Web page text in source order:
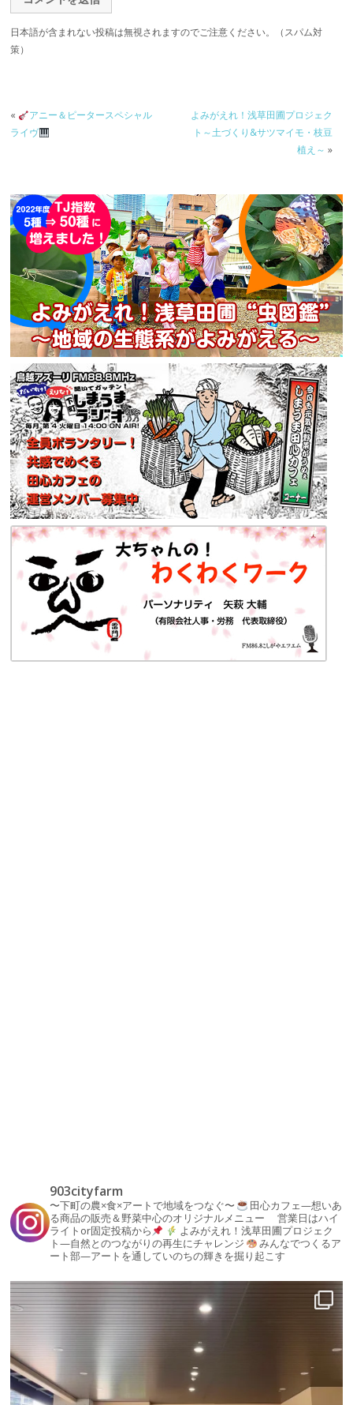
日本語が含まれない投稿は無視されますのでご注意ください。（スパム対
策）
«
アニー＆ピータースペシャル
ライヴ
よみがえれ！浅草田圃プロジェク
ト～土づくり&サツマイモ・枝豆
植え～ »
903cityfarm
〜下町の農×食×アートで地域をつなぐ〜
田心カフェ—想いあ
る商品の販売＆野菜中心のオリジナルメニュー 営業日はハイ
ライトor固定投稿から
よみがえれ！浅草田圃プロジェク
ト—自然とのつながりの再生にチャレンジ
みんなでつくるア
ート部—アートを通していのちの輝きを掘り起こす